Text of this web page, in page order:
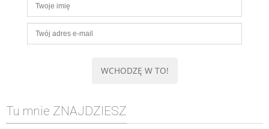
KONTROLA WERSJI
SQL
TESTOWANIE
SIECI
Tu mnie ZNAJDZIESZ